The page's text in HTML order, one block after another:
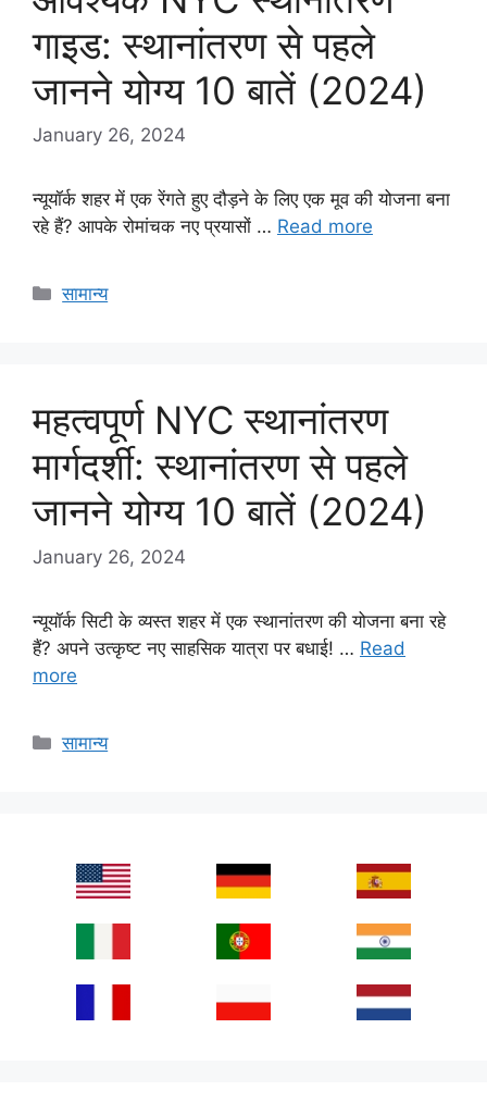
गाइड: स्थानांतरण से पहले
जानने योग्य 10 बातें (2024)
January 26, 2024
न्यूयॉर्क शहर में एक रेंगते हुए दौड़ने के लिए एक मूव की योजना बना
रहे हैं? आपके रोमांचक नए प्रयासों … Read more
Categories
सामान्य
महत्वपूर्ण NYC स्थानांतरण
मार्गदर्शी: स्थानांतरण से पहले
जानने योग्य 10 बातें (2024)
January 26, 2024
न्यूयॉर्क सिटी के व्यस्त शहर में एक स्थानांतरण की योजना बना रहे
हैं? अपने उत्कृष्ट नए साहसिक यात्रा पर बधाई! … Read
more
Categories
सामान्य